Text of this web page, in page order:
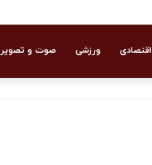
اقتصادی ورزشی صوت و تصویر